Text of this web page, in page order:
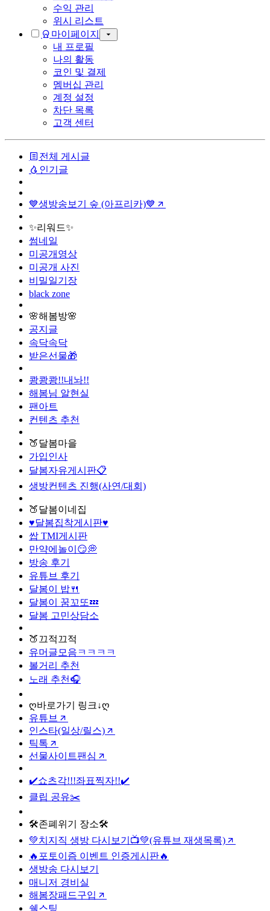
수익 관리
위시 리스트
마이페이지
내 프로필
나의 활동
코인 및 결제
멤버십 관리
계정 설정
차단 목록
고객 센터
전체 게시글
인기글
💙생방송보기 숲 (아프리카)💙
✨리워드✨
썸네일
미공개영상
미공개 사진
비밀일기장
black zone
🌸해봄방🌸
공지글
속닥속닥
받은선물🎁
쾅쾅쾅!!내놔!!
해봄님 알현실
팬아트
컨텐츠 추천
🍑달봄마을
가입인사
달봄자유게시판📋
생방컨텐츠 진행(사연/대회)
🍑달봄이네집
♥달봄집착게시판♥
쌉 TMI게시판
만약에놀이😏💭
방송 후기
유튜브 후기
달봄이 밥🍴
달봄이 꿈꼬또💤
달봄 고민상담소
🍑끄적끄적
유머글모음ㅋㅋㅋㅋ
볼거리 추천
노래 추천🎧
ღ바로가기 링크↓ღ
유튜브
인스타(일상/릴스)
틱톡
선물사이트팬심
✔️쇼츠각!!!좌표찍자!!✔️
클립 공유✂️
🛠️존폐위기 장소🛠️
💚치지직 생방 다시보기📺💚(유튜브 재생목록)
🔥포토이즘 이벤트 인증게시판🔥
생방송 다시보기
매니저 경비실
해봄장패드구입
쉘스팅